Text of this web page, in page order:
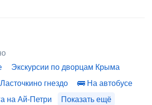
Экскурсии по дворцам Крыма
Ласточкино гнездо
На автобусе
на Ай-Петри
Показать ещё